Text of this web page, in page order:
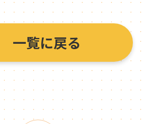
一覧に戻る